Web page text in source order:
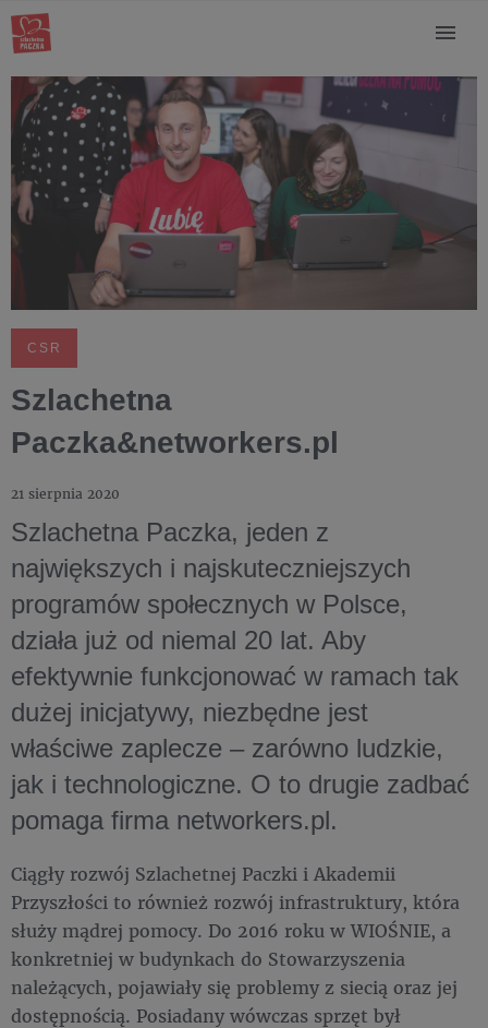
CSR
Szlachetna
Paczka&networkers.pl
21 sierpnia 2020
Szlachetna Paczka, jeden z
największych i najskuteczniejszych
programów społecznych w Polsce,
działa już od niemal 20 lat. Aby
efektywnie funkcjonować w ramach tak
dużej inicjatywy, niezbędne jest
właściwe zaplecze – zarówno ludzkie,
jak i technologiczne. O to drugie zadbać
pomaga firma networkers.pl.
Ciągły rozwój Szlachetnej Paczki i Akademii
Przyszłości to również rozwój infrastruktury, która
służy mądrej pomocy. Do 2016 roku w WIOŚNIE, a
konkretniej w budynkach do Stowarzyszenia
należących, pojawiały się problemy z siecią oraz jej
dostępnością. Posiadany wówczas sprzęt był